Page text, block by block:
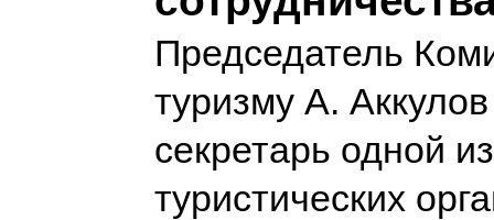
Председатель
туризму А.
секретарь одной
туристических